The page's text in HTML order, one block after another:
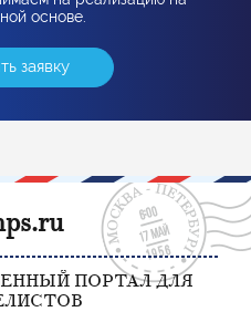
основе.
заявку
ПОРТАЛ ДЛЯ